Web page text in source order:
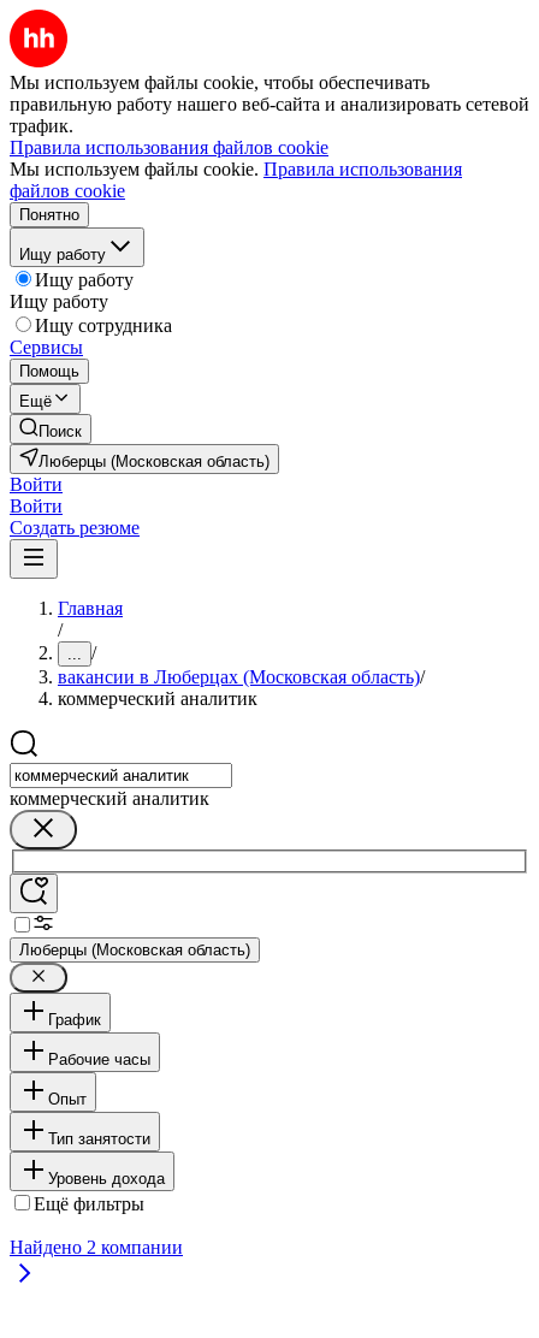
Мы используем файлы cookie, чтобы обеспечивать
правильную работу нашего веб-сайта и анализировать сетевой
трафик.
Правила использования файлов cookie
Мы используем файлы cookie. Правила использования
файлов cookie
Понятно
Ищу работу
Ищу работу
Ищу работу
Ищу сотрудника
Сервисы
Помощь
Ещё
Поиск
Люберцы (Московская область)
Войти
Войти
Создать резюме
Главная
/
... /
вакансии в Люберцах (Московская область)/
коммерческий аналитик
коммерческий аналитик
Люберцы (Московская область)
График
Рабочие часы
Опыт
Тип занятости
Уровень дохода
Ещё фильтры
Найдено 2 компании